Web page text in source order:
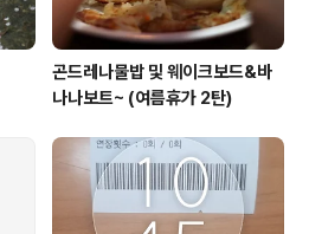
곤드레나물밥 및 웨이크보드&바
나나보트~ (여름휴가 2탄)